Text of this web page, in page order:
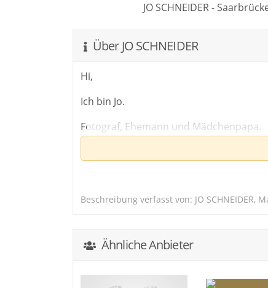
JO SCHNEIDER -
Über JO SCHNEIDER
Hi,
Ich bin Jo.
Fotograf, Ehemann und Mädchenpapa.
Ich liebe die schönen Dinge des Lebens
Aber in Wirklichkeit helfe ich Euch
L'amour toujours
Beschreibung verfasst von: JO SCHNEIDER,
Ähnliche Anbieter